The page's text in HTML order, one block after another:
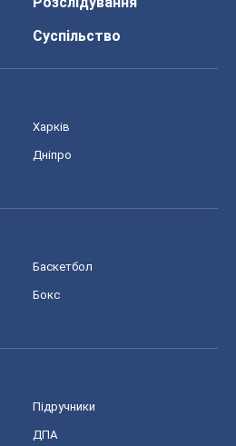
Суспільство
Харків
Дніпро
Баскетбол
Бокс
Підручники
ДПА